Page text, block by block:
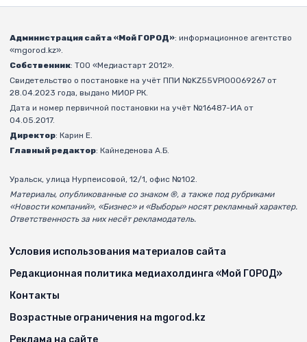
Администрация сайта «Мой ГОРОД»: информационное агентство
«mgorod.kz».
Собственник: ТОО «Медиастарт 2012».
Свидетельство о постановке на учёт ППИ №KZ55VPI00069267 от
28.04.2023 года, выдано МИОР РК.
Дата и номер первичной постановки на учёт №16487-ИА от
04.05.2017.
Директор: Карин Е.
Главный редактор: Кайнеденова А.Б.
Уральск, улица Нурпеисовой, 12/1, офис №102.
Материалы, опубликованные со знаком ®, а также под рубриками
«Новости компаний», «Бизнес» и «Выборы» носят рекламный характер.
Ответственность за них несёт рекламодатель.
Условия использования материалов сайта
Редакционная политика медиахолдинга «Мой ГОРОД»
Контакты
Возрастные ограничения на mgorod.kz
Реклама на сайте